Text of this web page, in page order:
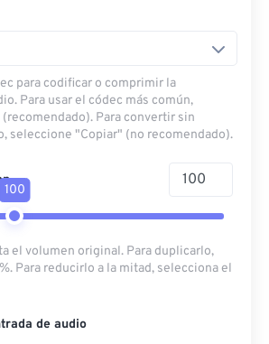
URL
para codificar o comprimir la
Para usar el códec más común,
Para convertir sin
seleccione "Copiar" (no recomendado).
100
el volumen original. Para duplicarlo,
Para reducirlo a la mitad, selecciona el
de audio